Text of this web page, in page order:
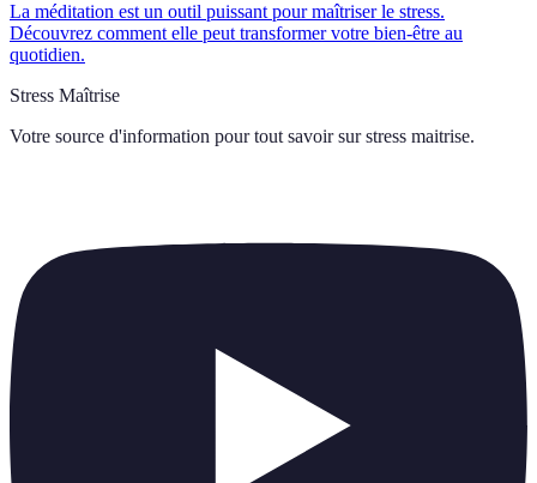
La méditation est un outil puissant pour maîtriser le stress.
Découvrez comment elle peut transformer votre bien-être au
quotidien.
Stress Maîtrise
Votre source d'information pour tout savoir sur stress maitrise.